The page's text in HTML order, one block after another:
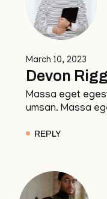
March 10, 2023
Devon
Massa eget
umsan. Massa
REPLY